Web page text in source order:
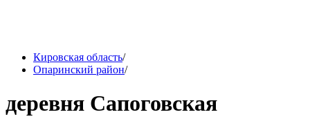
Кировская область/
Опаринский район/
деревня Сапоговская